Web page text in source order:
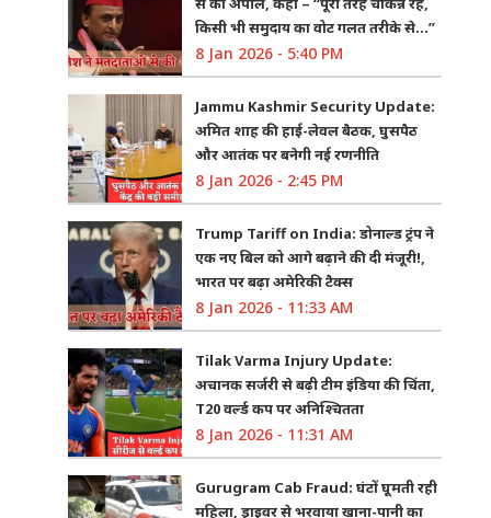
किसी भी समुदाय का वोट गलत तरीके से…”
8 Jan 2026 - 5:40 PM
Jammu Kashmir Security Update:
अमित शाह की हाई-लेवल बैठक, घुसपैठ
और आतंक पर बनेगी नई रणनीति
8 Jan 2026 - 2:45 PM
Trump Tariff on India: डोनाल्ड ट्रंप ने
एक नए बिल को आगे बढ़ाने की दी मंजूरी!,
भारत पर बढ़ा अमेरिकी टैक्स
8 Jan 2026 - 11:33 AM
Tilak Varma Injury Update:
अचानक सर्जरी से बढ़ी टीम इंडिया की चिंता,
T20 वर्ल्ड कप पर अनिश्चितता
8 Jan 2026 - 11:31 AM
Gurugram Cab Fraud: घंटों घूमती रही
महिला, ड्राइवर से भरवाया खाना-पानी का